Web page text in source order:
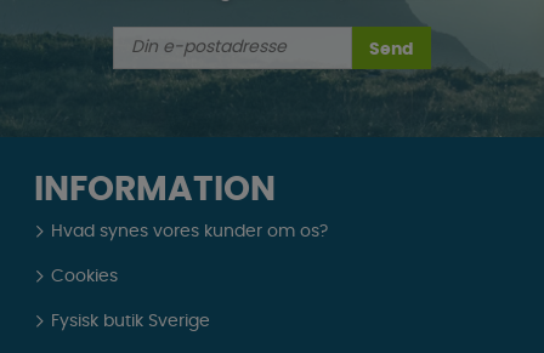
Send
INFORMATION
Hvad synes vores kunder om os?
Cookies
Fysisk butik Sverige